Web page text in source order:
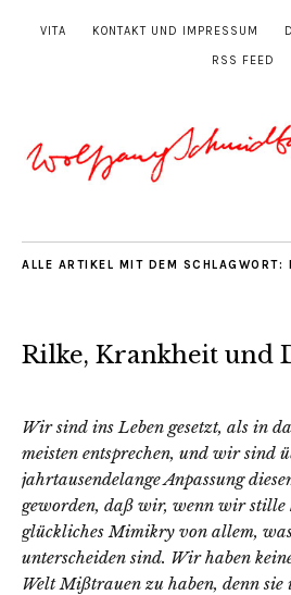
VITA KONTAKT UND IMPRESSUM
RSS FEED
ALLE ARTIKEL MIT DEM SCHLAGWORT:
Rilke, Krankheit und
Wir sind ins Leben gesetzt, als in
meisten entsprechen, und wir sind
jahrtausendelange Anpassung
geworden, daß wir, wenn wir stille
glückliches Mimikry von allem,
unterscheiden sind. Wir haben
Welt Mißtrauen zu haben, denn sie